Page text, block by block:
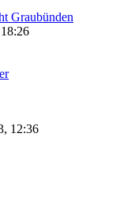
Graubünden
12:36